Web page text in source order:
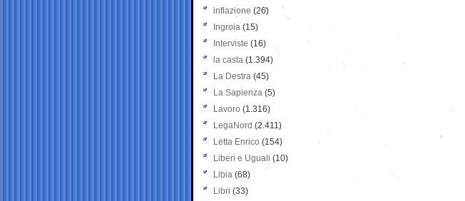
inflazione (26)
Ingroia (15)
Interviste (16)
la casta (1.394)
La Destra (45)
La Sapienza (5)
Lavoro (1.316)
LegaNord (2.411)
Letta Enrico (154)
Liberi e Uguali (10)
Libia (68)
Libri (33)